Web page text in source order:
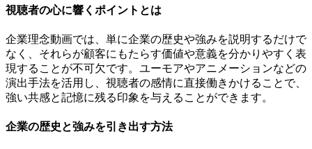
視聴者の心に響くポイントとは
企業理念動画では、単に企業の歴史や強みを説明するだけで
なく、それらが顧客にもたらす価値や意義を分かりやすく表
現することが不可欠です。ユーモアやアニメーションなどの
演出手法を活用し、視聴者の感情に直接働きかけることで、
強い共感と記憶に残る印象を与えることができます。
企業の歴史と強みを引き出す方法